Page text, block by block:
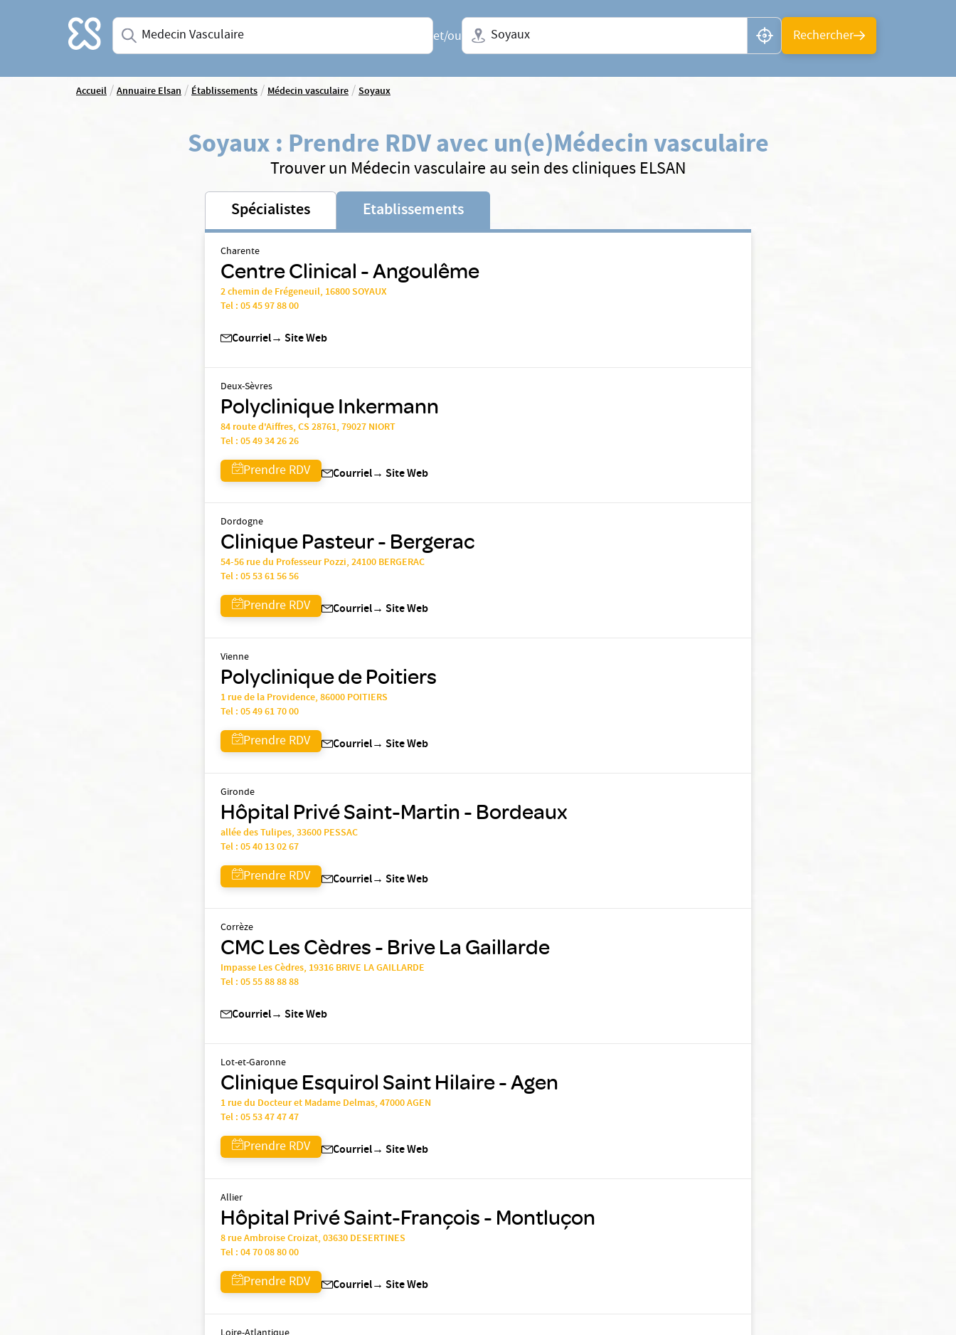
Accueil Saisissez une spécialité ou un service
et/ou
Ville + N° de département, région ou CP
Rechercher
Accueil/Annuaire Elsan/Établissements/Médecin vasculaire/Soyaux
Soyaux : Prendre RDV avec un(e)Médecin vasculaire
Trouver un Médecin vasculaire au sein des cliniques ELSAN
Spécialistes Etablissements
Charente
Centre Clinical - Angoulême
2 chemin de Frégeneuil, 16800 SOYAUX
Tel :05 45 97 88 00
Courriel→ Site Web
Deux-Sèvres
Polyclinique Inkermann
84 route d'Aiffres, CS 28761, 79027 NIORT
Tel :05 49 34 26 26
Prendre RDV Courriel→ Site Web
Dordogne
Clinique Pasteur - Bergerac
54-56 rue du Professeur Pozzi, 24100 BERGERAC
Tel :05 53 61 56 56
Prendre RDV Courriel→ Site Web
Vienne
Polyclinique de Poitiers
1 rue de la Providence, 86000 POITIERS
Tel :05 49 61 70 00
Prendre RDV Courriel→ Site Web
Gironde
Hôpital Privé Saint-Martin - Bordeaux
allée des Tulipes, 33600 PESSAC
Tel :05 40 13 02 67
Prendre RDV Courriel→ Site Web
Corrèze
CMC Les Cèdres - Brive La Gaillarde
Impasse Les Cèdres, 19316 BRIVE LA GAILLARDE
Tel :05 55 88 88 88
Courriel→ Site Web
Lot-et-Garonne
Clinique Esquirol Saint Hilaire - Agen
1 rue du Docteur et Madame Delmas, 47000 AGEN
Tel :05 53 47 47 47
Prendre RDV Courriel→ Site Web
Allier
Hôpital Privé Saint-François - Montluçon
8 rue Ambroise Croizat, 03630 DESERTINES
Tel :04 70 08 80 00
Prendre RDV Courriel→ Site Web